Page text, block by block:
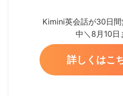
Kimini英会話が30日
中＼8月10日
詳しくはこ